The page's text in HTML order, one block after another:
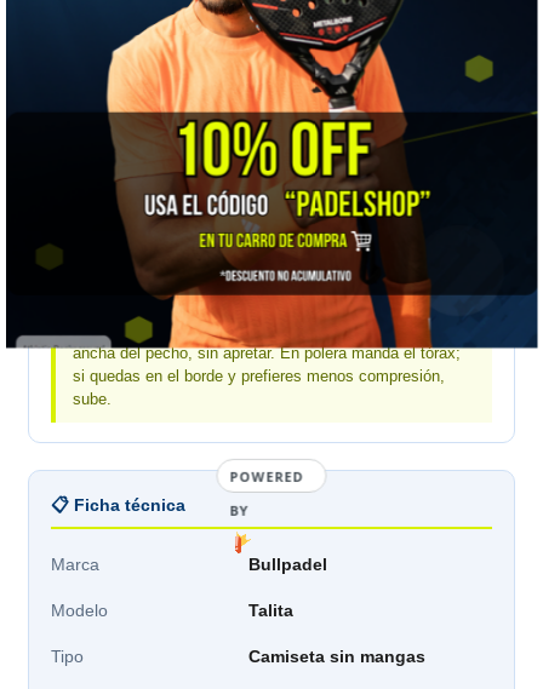
Bullpadel mujer · medidas de tu cuerpo en centímetros
MEDIDA M L
86–90 90–94 94–98 98–102
63–67 67–71 71–75
92–96 96–100 100–104
Mídete a ti, no la prenda:
Bullpadel publica medidas
corporales. Pasa la huincha alrededor de la parte más
ancha del pecho, sin apretar. En polera manda el tórax;
si quedas en el borde y prefieres menos compresión,
sube.
📋 Ficha técnica
Marca Bullpadel
Modelo Talita
Tipo Camiseta sin mangas
POWERED
BY